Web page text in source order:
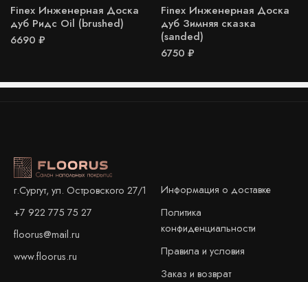
Finex Инженерная Доска
дуб Ридс Oil (brushed)
6690 ₽
Finex Инженерная Доска
дуб Зимняя сказка
(sanded)
6750 ₽
г.Сургут, ул. Островского 27/1
+7 922 775 75 27
floorus@mail.ru
www.floorus.ru
Информация о доставке
Политика
конфиденциальности
Правила и условия
Заказ и возврат